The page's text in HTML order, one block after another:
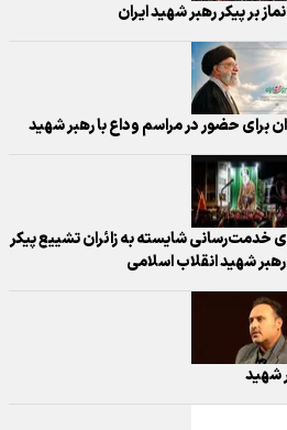
بر پیکر رهبر شهید ایران
برای حضور در مراسم وداع با رهبر شهید
خدمت‌رسانی شایسته به زائران تشییع پیکر
شهید انقلاب اسلامی
شهید